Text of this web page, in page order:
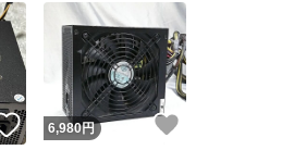
いいね！
6,980円